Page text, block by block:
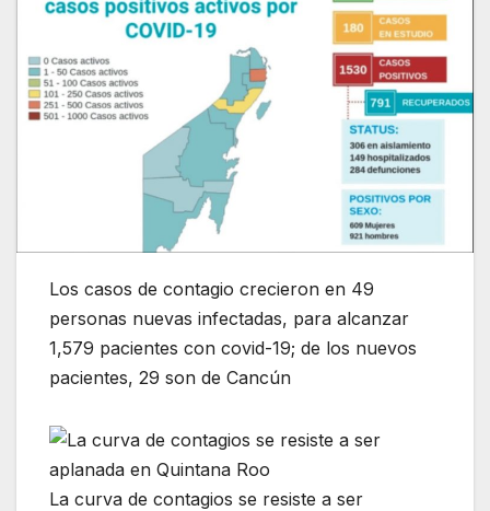
Los casos de contagio crecieron en 49
personas nuevas infectadas, para alcanzar
1,579 pacientes con covid-19; de los nuevos
pacientes, 29 son de Cancún
La curva de contagios se resiste a ser